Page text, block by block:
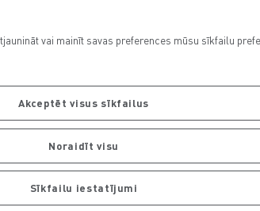
vai mainīt savas preferences mūsu sīkfailu
Akceptēt visus sīkfailus
Noraidīt visu
Sīkfailu iestatījumi